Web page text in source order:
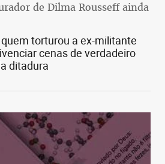
de Dilma Rousseff ainda
torturou a ex-militante
cenas de verdadeiro
ditadura